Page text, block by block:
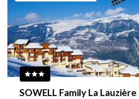
SOWELL Family La Lauzière